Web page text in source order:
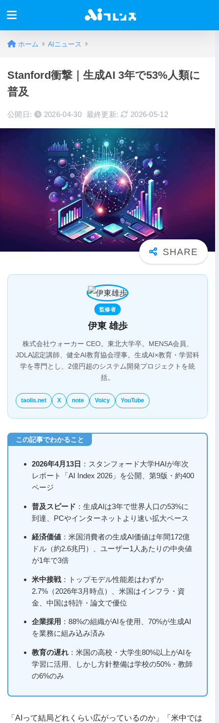
ホーム AIニュース
Stanford衝撃｜生成AI 3年で53%人類に
普及
公開日: 2026-04-30 最終更新: 2026-05-12
監修者
伊東 雄歩
株式会社ウォーカー CEO。東北大学卒。MENSA会員、
JDLA認定講師、健全AI教育協会理事。生成AI×教育・学習科
学を専門とし、2億円超のシステム開発プロジェクトを統
括。
taolis.net X note Voicy YouTube
2026年4月13日 ：スタンフォード大学HAIが年次
レポート「AI Index 2026」を公開、第9版・約400
ページ
普及スピード ：生成AIは3年で世界人口の53%に
到達、PCやインターネットより速い拡大ペース
経済価値 ：米国消費者の生成AI価値は年間172億
ドル（約2.6兆円）、ユーザー1人あたりの中央値
が1年で3倍
米中接戦：トップモデル性能差はわずか
2.7%（2026年3月時点）、米国はインフラ・資
金、中国は特許・論文で優位
企業採用 ：88%の組織がAIを使用、70%が生成AI
を業務に組み込み済み
教育の遅れ ：米国の高校・大学生80%以上がAIを
学習に活用、しかし方針整備は学校の50%・教師
の6%のみ
「AIって結局どれくらい広がっているのか」「米中では